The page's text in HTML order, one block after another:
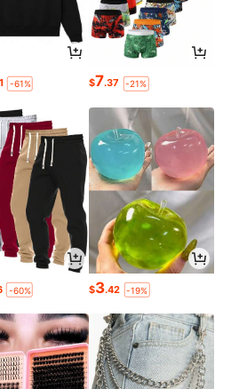
-61% $7.37 -21%
-60% $3.42 -19%